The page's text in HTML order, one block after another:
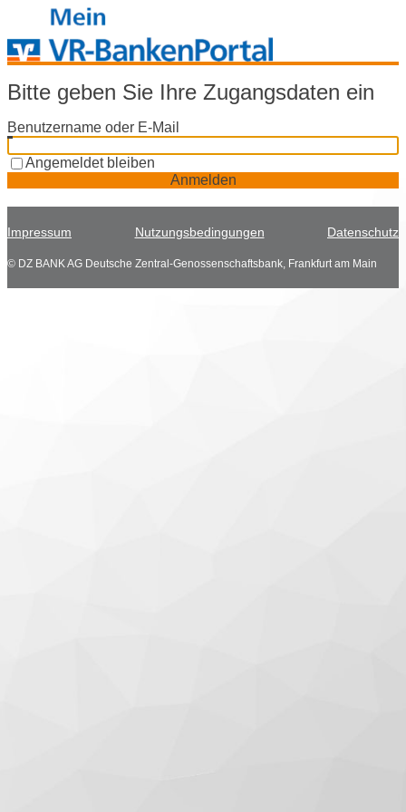
Bitte geben Sie Ihre Zugangsdaten ein
Benutzername oder E-Mail
Angemeldet bleiben
Anmelden
Impressum Nutzungsbedingungen Datenschutz
© DZ BANK AG Deutsche Zentral-Genossenschaftsbank, Frankfurt am Main